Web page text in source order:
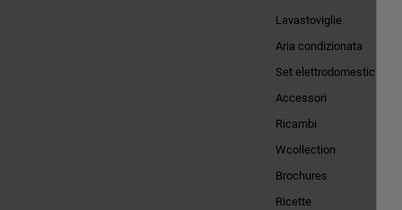
Lavastoviglie
Aria condizionata
Set elettrodomestici
Accessori
Ricambi
Wcollection
Brochures
Ricette